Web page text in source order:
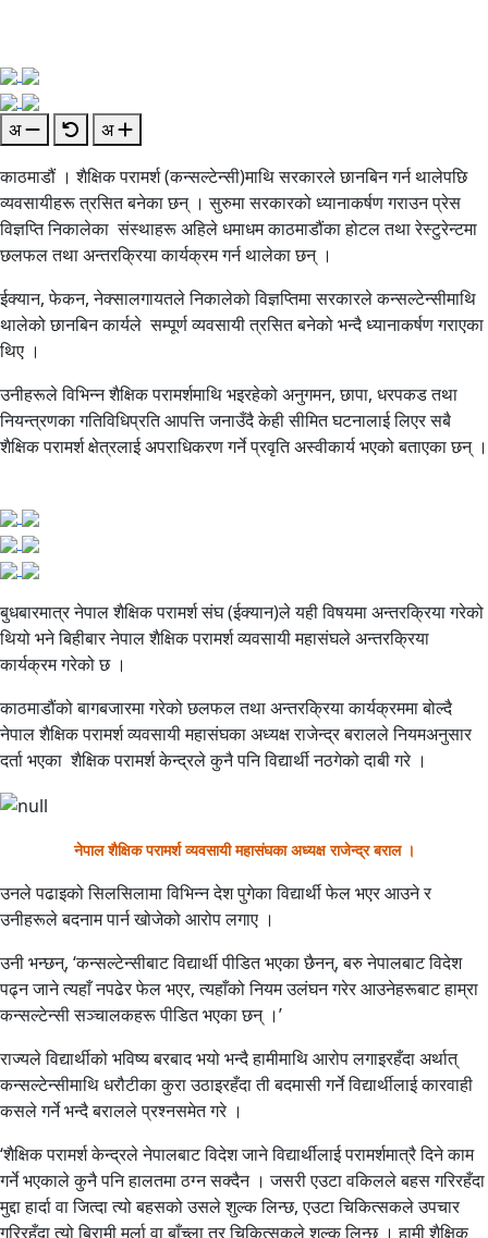
अ
अ
काठमाडौं । शैक्षिक परामर्श (कन्सल्टेन्सी)माथि सरकारले छानबिन गर्न थालेपछि
व्यवसायीहरू त्रसित बनेका छन् । सुरुमा सरकारको ध्यानाकर्षण गराउन प्रेस
विज्ञप्ति निकालेका संस्थाहरू अहिले धमाधम काठमाडौंका होटल तथा रेस्टुरेन्टमा
छलफल तथा अन्तरक्रिया कार्यक्रम गर्न थालेका छन् ।
ईक्यान, फेकन, नेक्सालगायतले निकालेको विज्ञप्तिमा सरकारले कन्सल्टेन्सीमाथि
थालेको छानबिन कार्यले सम्पूर्ण व्यवसायी त्रसित बनेको भन्दै ध्यानाकर्षण गराएका
थिए ।
उनीहरूले विभिन्न शैक्षिक परामर्शमाथि भइरहेको अनुगमन, छापा, धरपकड तथा
नियन्त्रणका गतिविधिप्रति आपत्ति जनाउँदै केही सीमित घटनालाई लिएर सबै
शैक्षिक परामर्श क्षेत्रलाई अपराधिकरण गर्ने प्रवृति अस्वीकार्य भएको बताएका छन् ।
बुधबारमात्र नेपाल शैक्षिक परामर्श संघ (ईक्यान)ले यही विषयमा अन्तरक्रिया गरेको
थियो भने बिहीबार नेपाल शैक्षिक परामर्श व्यवसायी महासंघले अन्तरक्रिया
कार्यक्रम गरेको छ ।
काठमाडौंको बागबजारमा गरेको छलफल तथा अन्तरक्रिया कार्यक्रममा बोल्दै
नेपाल शैक्षिक परामर्श व्यवसायी महासंघका अध्यक्ष राजेन्द्र बरालले नियमअनुसार
दर्ता भएका शैक्षिक परामर्श केन्द्रले कुनै पनि विद्यार्थी नठगेको दाबी गरे ।
नेपाल शैक्षिक परामर्श व्यवसायी महासंघका अध्यक्ष राजेन्द्र बराल ।
उनले पढाइको सिलसिलामा विभिन्न देश पुगेका विद्यार्थी फेल भएर आउने र
उनीहरूले बदनाम पार्न खोजेको आरोप लगाए ।
उनी भन्छन्, ‘कन्सल्टेन्सीबाट विद्यार्थी पीडित भएका छैनन्, बरु नेपालबाट विदेश
पढ्न जाने त्यहाँ नपढेर फेल भएर, त्यहाँको नियम उलंघन गरेर आउनेहरूबाट हाम्रा
कन्सल्टेन्सी सञ्चालकहरू पीडित भएका छन् ।’
राज्यले विद्यार्थीको भविष्य बरबाद भयो भन्दै हामीमाथि आरोप लगाइरहँदा अर्थात्
कन्सल्टेन्सीमाथि धरौटीका कुरा उठाइरहँदा ती बदमासी गर्ने विद्यार्थीलाई कारवाही
कसले गर्ने भन्दै बरालले प्रश्नसमेत गरे ।
‘शैक्षिक परामर्श केन्द्रले नेपालबाट विदेश जाने विद्यार्थीलाई परामर्शमात्रै दिने काम
गर्ने भएकाले कुनै पनि हालतमा ठग्न सक्दैन । जसरी एउटा वकिलले बहस गरिरहँदा
मुद्दा हार्दा वा जित्दा त्यो बहसको उसले शुल्क लिन्छ, एउटा चिकित्सकले उपचार
गरिरहँदा त्यो बिरामी मर्ला वा बाँच्ला तर चिकित्सकले शुल्क लिन्छ । हामी शैक्षिक